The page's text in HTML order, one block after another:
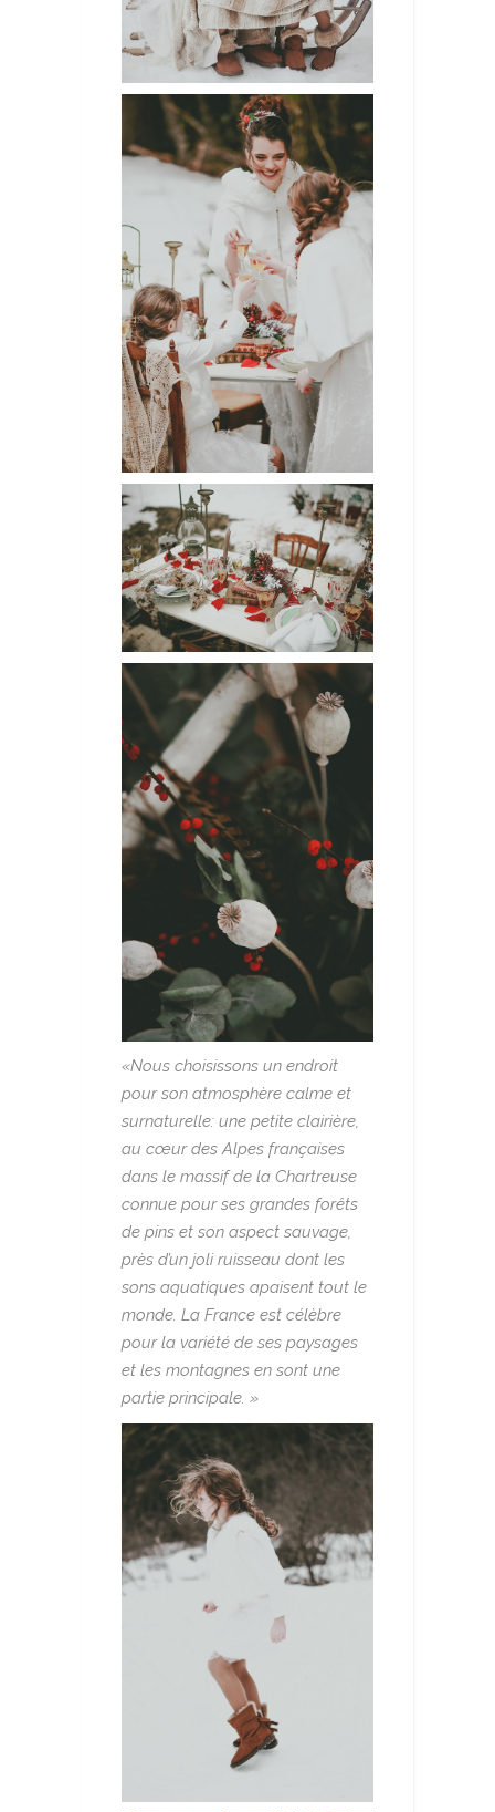
«Nous choisissons un endroit
pour son atmosphère calme et
surnaturelle: une petite clairière,
au cœur des Alpes françaises
dans le massif de la Chartreuse
connue pour ses grandes forêts
de pins et son aspect sauvage,
près d’un joli ruisseau dont les
sons aquatiques apaisent tout le
monde. La France est célèbre
pour la variété de ses paysages
et les montagnes en sont une
partie principale. »